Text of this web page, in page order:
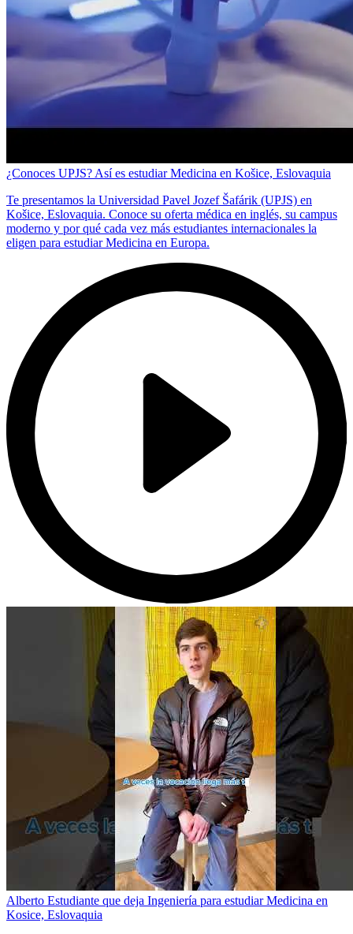
¿Conoces UPJS? Así es estudiar Medicina en Košice, Eslovaquia
Te presentamos la Universidad Pavel Jozef Šafárik (UPJS) en
Košice, Eslovaquia. Conoce su oferta médica en inglés, su campus
moderno y por qué cada vez más estudiantes internacionales la
eligen para estudiar Medicina en Europa.
Alberto Estudiante que deja Ingeniería para estudiar Medicina en
Kosice, Eslovaquia